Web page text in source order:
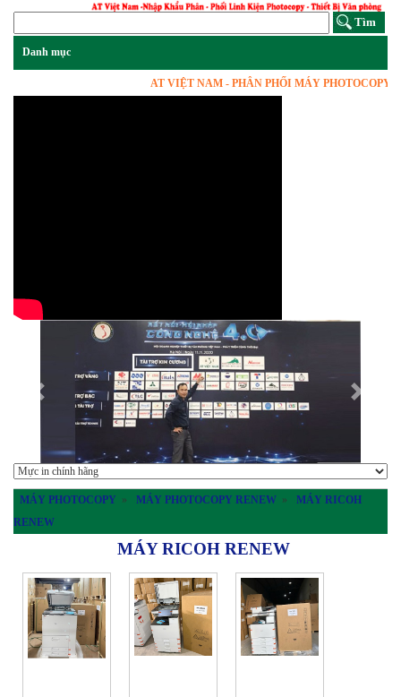
AT VIỆT NAM - PHÂN PHỐI MÁY PHOTOCOPY,
Previous Next
MÁY PHOTOCOPY » MÁY PHOTOCOPY RENEW »
MÁY RICOH
RENEW
MÁY RICOH RENEW